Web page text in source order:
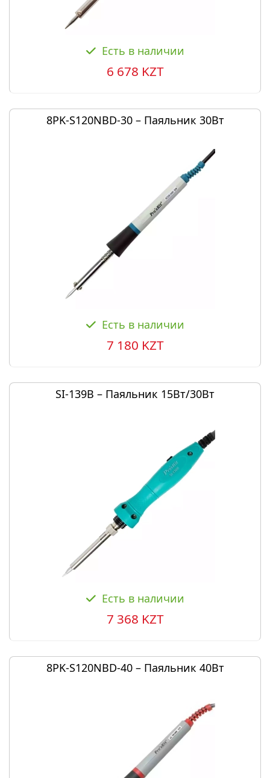
Есть в наличии
6 678 KZT
8PK-S120NBD-30 – Паяльник 30Вт
Есть в наличии
7 180 KZT
SI-139B – Паяльник 15Вт/30Вт
Есть в наличии
7 368 KZT
8PK-S120NBD-40 – Паяльник 40Вт